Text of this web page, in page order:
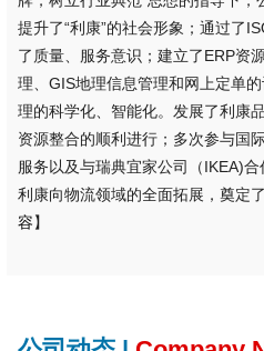
提升了“利康”的社会形象；通过了
了质量、服务意识；建立了ERP资
理、GIS地理信息管理和网上定单
理的科学化、智能化。发展了利康
资源整合的顺利进行；多次参与国
服务以及与瑞典宜家公司（IKEA)
利康向物流领域的全面拓展，奠定
容】